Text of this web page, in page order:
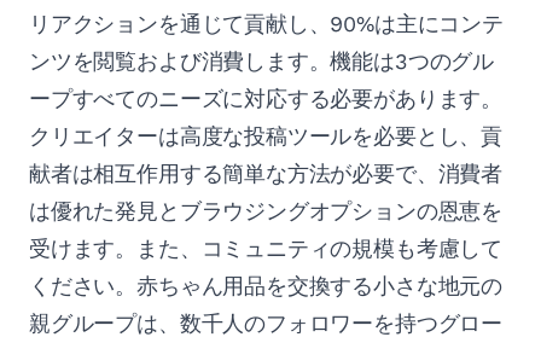
リアクションを通じて貢献し、90%は主にコンテ
ンツを閲覧および消費します。機能は3つのグル
ープすべてのニーズに対応する必要があります。
クリエイターは高度な投稿ツールを必要とし、貢
献者は相互作用する簡単な方法が必要で、消費者
は優れた発見とブラウジングオプションの恩恵を
受けます。また、コミュニティの規模も考慮して
ください。赤ちゃん用品を交換する小さな地元の
親グループは、数千人のフォロワーを持つグロー